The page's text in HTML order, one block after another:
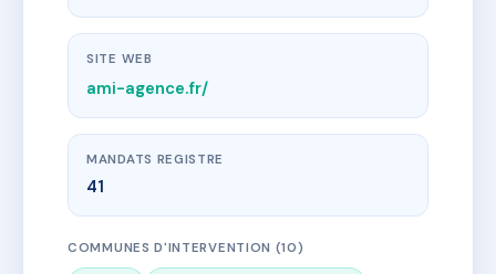
SITE WEB
ami-agence.fr/
MANDATS REGISTRE
41
COMMUNES D'INTERVENTION (10)